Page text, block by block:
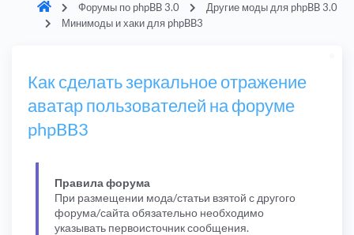
Форумы по phpBB 3.0
Другие моды для phpBB 3.0
Минимоды и хаки для phpBB3
Как сделать зеркальное отражение
аватар пользователей на форуме
phpBB3
Правила форума
При размещении мода/статьи взятой с другого
форума/сайта обязательно необходимо
указывать первоисточник сообщения.